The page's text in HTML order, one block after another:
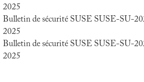
2025
Bulletin de sécurité SUSE SUSE-SU-
2025
Bulletin de sécurité SUSE SUSE-SU-
2025